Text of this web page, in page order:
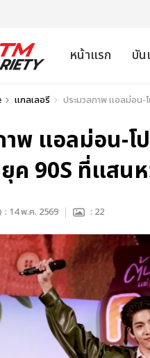
หน้าแรก บัน
แกลเลอรี ประมวลภาพ แอลม่อน-
าพ แอลม่อน-
ค 90S ที่แสน
: 14 พ.ค. 2569 : 22